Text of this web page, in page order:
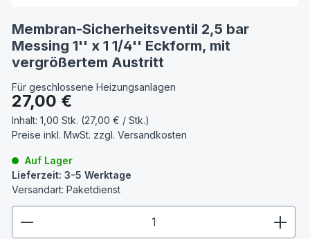
Membran-Sicherheitsventil 2,5 bar
Messing 1'' x 1 1/4'' Eckform, mit
vergrößertem Austritt
Für geschlossene Heizungsanlagen
Regulärer Preis:
27,00 €
Inhalt: 1,00 Stk. (27,00 € / Stk.)
Preise inkl. MwSt. zzgl. Versandkosten
Auf Lager
Lieferzeit: 3-5 Werktage
Versandart: Paketdienst